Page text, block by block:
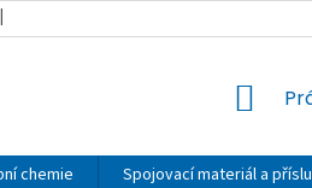
OBCHODNÍ
chemie Spojovací materiál a